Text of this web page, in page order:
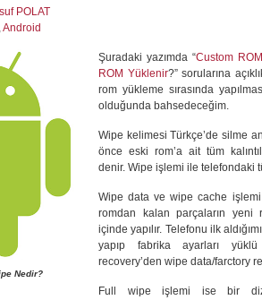
POLAT
Android
Nedir?
Şuradaki yazımda “Custom
ROM Yüklenir?” sorularına
rom yükleme sırasında
olduğunda bahsedeceğim.
Wipe kelimesi Türkçe’de silme
önce eski rom’a ait tüm
denir. Wipe işlemi ile telefondaki
Wipe data ve wipe cache
romdan kalan parçaların yeni
içinde yapılır. Telefonu ilk
yapıp fabrika ayarları
recovery’den wipe data/farctory
Full wipe işlemi ise bir